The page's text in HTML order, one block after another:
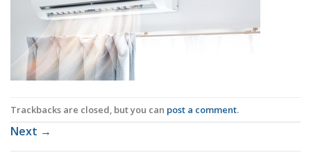
Trackbacks are closed, but you can post a comment.
Next →